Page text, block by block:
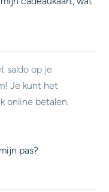
saldo op je
Je kunt het
online betalen.
pas?